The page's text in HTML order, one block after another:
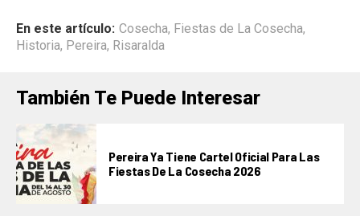
En este artículo: Cosecha, Fiestas de La Cosecha,
Historia, Pereira, Risaralda
También Te Puede Interesar
Pereira Ya Tiene Cartel Oficial Para Las
Fiestas De La Cosecha 2026